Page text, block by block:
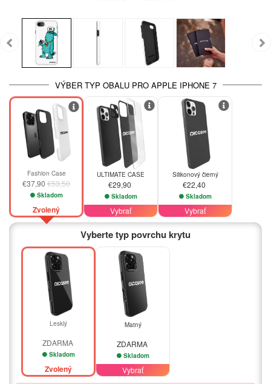
VÝBER TYP OBALU PRO APPLE IPHONE 7
-29%
Fashion Case
€37,90 €53,50
Skladom
Zvolený
ULTIMATE CASE
€29,90
Skladom
Vybrať
Silikonový čierný
€22,40
Skladom
Vybrať
Vyberte typ povrchu krytu
Lesklý
ZDARMA
Skladom
Zvolený
Matný
ZDARMA
Skladom
Vybrať